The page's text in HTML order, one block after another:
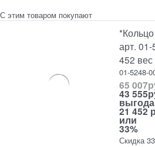
С этим товаром покупают
арт.
452 вес
01-5248-
65 007
43 555
выгода
21 452
или
33%
Скидка